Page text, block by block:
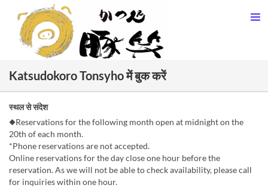
Katsudokoro Tonsyho में बुक करें
स्थल से संदेश
◆Reservations for the following month open at midnight on the
20th of each month.
*Phone reservations are not accepted.
Online reservations for the day close one hour before the
reservation. As we will not be able to check availability, please call
for inquiries within one hour.